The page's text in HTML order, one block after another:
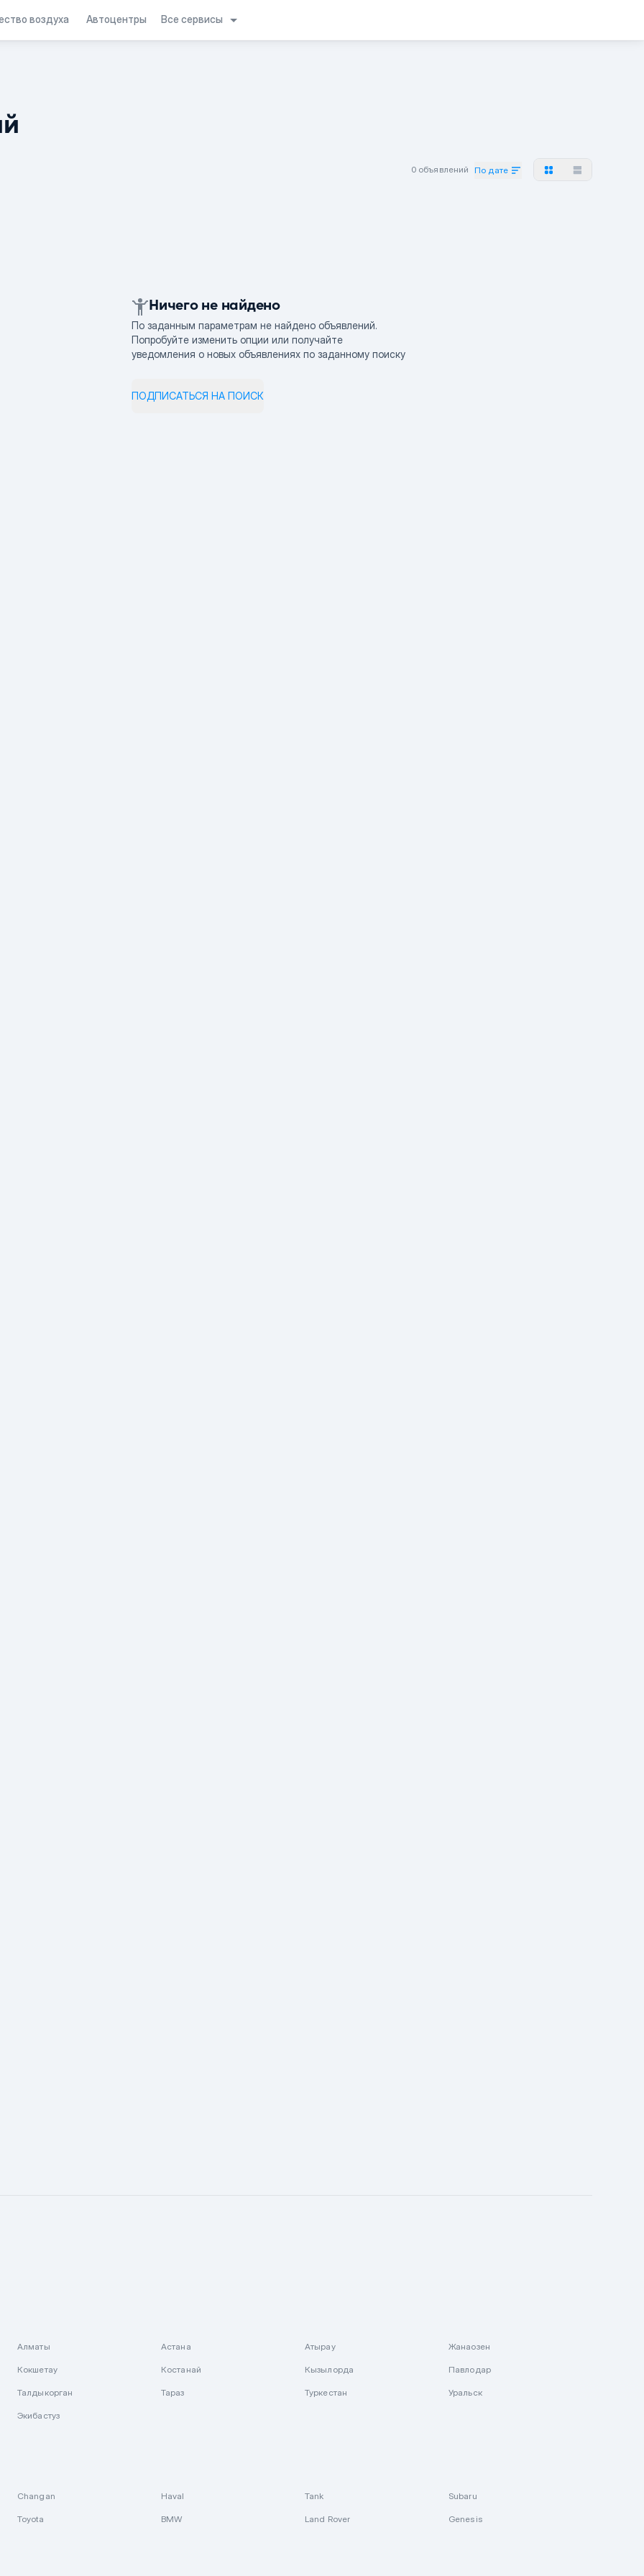
воздуха Автоцентры Все сервисы
0 объявлений По дате
Ничего не найдено
По заданным параметрам не найдено объявлений.
Попробуйте изменить опции или получайте
уведомления о новых объявлениях по заданному поиску
ПОДПИСАТЬСЯ НА ПОИСК
Алматы Астана Атырау Жанаозен
Кокшетау Костанай Кызылорда Павлодар
Талдыкорган Тараз Туркестан Уральск
Экибастуз
Changan Haval Tank Subaru
Toyota BMW Land Rover Genesis